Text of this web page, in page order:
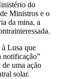
do
Ministros e o
da mina, a
Lusa que
notificação”
uma ação
solar.